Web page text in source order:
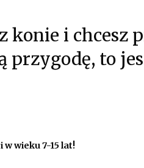
konie i chcesz
przygodę, to
wieku 7-15 lat!